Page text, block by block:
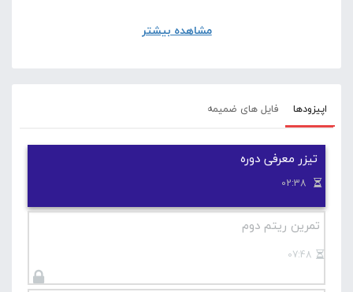
مشاهده بیشتر
اپیزودها فایل های ضمیمه
تیزر معرفی دوره
تمرین ریتم دوم
07:48